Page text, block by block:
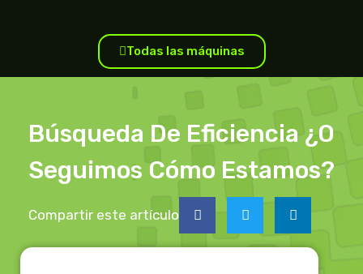
Todas las máquinas
Búsqueda De Eficiencia ¿O
Seguimos Cómo Estamos?
Compartir este artículo